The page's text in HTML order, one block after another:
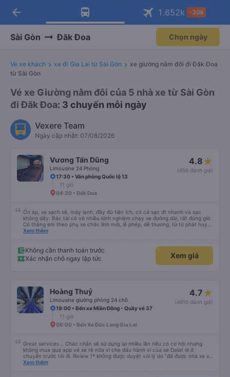
Tải app Vexere ngay!
Nhận ưu đãi thành viên độc
Mở app
Tải app Vexere
-30k/ghế khi đặt vé máy bay qua
Mở app
arrow_back 1.652k -30k
Sài Gòn Đăk Đoa Chọn ngày
Vé xe khách xe đi Gia Lai từ Sài Gòn
xe giường nằm đôi đi Đăk Đoa
từ Sài Gòn
Vé xe Giường nằm đôi của 5 nhà xe từ Sài Gòn
đi Đăk Đoa: 3 chuyến mỗi ngày
Vexere Team
Ngày cập nhật: 07/08/2026
Vương Tấn Dũng
Limousine 24 Phòng
4.8
(456 đánh giá)
17:30 • Văn phòng Quốc lộ 13
11 giờ
04:30 • Đắk Đoa
Ổn áp, xe sạch sẽ, máy lạnh, đầy đủ tiện ích, có cả sạc đt nhanh và sạc
không dây. Bác tài có vẻ nhiều kinh nghiệm chạy xe đường dài, rất đúng giờ.
Có thằng em theo phụ xe chắc lính mới, lễ phép, dễ thương, từ từ phát huy
nhé em trai. 😊
Xem thêm
Không cần thanh toán trước
Xác nhận chỗ ngay lập tức
Xem giá
Hoàng Thuỷ
Limousine giường phòng 24 chỗ
4.7
(4610 đánh giá)
19:00 • Bến xe Miền Đông - Quầy vé 37
11 giờ
06:00 • Bến Xe Đức Long Gia Lai
Great services .. Chắc chắn sẽ sử dụng lại nhiều lần nếu có cơ hội nhưng
không mua qua app vé xe rẻ nữa vì che dấu hành vi của xe Dalat ơi ở
chuyến trước tôi đi. Riview 1* không được duyệt với lý do “đã được nhà xe xử
lý với khách hàng” trong khi tôi là khách hàng và trải nghiệm của tôi lại nói là
Xem thêm